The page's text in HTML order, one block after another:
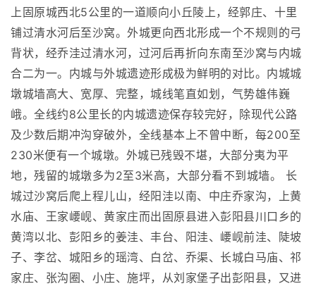
上固原城西北5公里的一道顺向小丘陵上，经郭庄、十里
铺过清水河后至沙窝。外城更向西北形成一个不规则的弓
背状，经乔洼过清水河，过河后再折向东南至沙窝与内城
合二为一。内城与外城遗迹形成极为鲜明的对比。内城城
墩城墙高大、宽厚、完整，城线笔直如划，气势雄伟巍
峨。全线约8公里长的内城遗迹保存较完好，除现代公路
及少数后期冲沟穿破外，全线基本上不曾中断，每200至
230米便有一个城墩。外城已残毁不堪，大部分夷为平
地，残留的城墩多为2至3米高，大部分看不到城墙。 长
城过沙窝后爬上程儿山，经阳洼以南、中庄乔家沟，上黄
水庙、王家崾岘、黄家庄而出固原县进入彭阳县川口乡的
黄湾以北、彭阳乡的姜洼、丰台、阳洼、崾岘前洼、陡坡
子、李岔、城阳乡的瑶湾、白岔、乔渠、长城白马庙、祁
家庄、张沟圈、小庄、施坪，从刘家堡子出彭阳县，又进